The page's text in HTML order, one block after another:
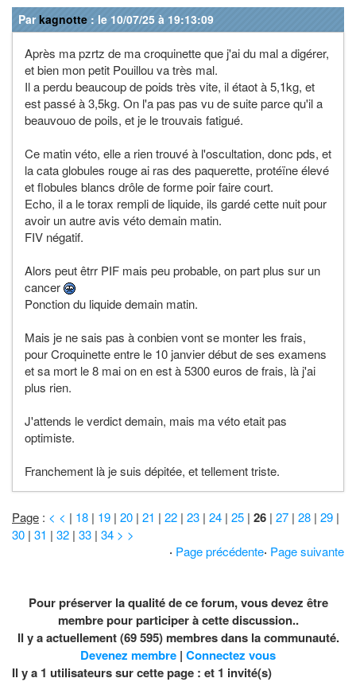
Parkagnotte : le 10/07/25 à 19:13:09
Après ma pzrtz de ma croquinette que j'ai du mal a digérer,
et bien mon petit Pouillou va très mal.
Il a perdu beaucoup de poids très vite, il étaot à 5,1kg, et
est passé à 3,5kg. On l'a pas pas vu de suite parce qu'il a
beauvouo de poils, et je le trouvais fatigué.
Ce matin véto, elle a rien trouvé à l'oscultation, donc pds, et
la cata globules rouge ai ras des paquerette, protéïne élevé
et flobules blancs drôle de forme poir faire court.
Echo, il a le torax rempli de liquide, ils gardé cette nuit pour
avoir un autre avis véto demain matin.
FIV négatif.
Alors peut êtrr PIF mais peu probable, on part plus sur un
cancer
Ponction du liquide demain matin.
Mais je ne sais pas à conbien vont se monter les frais,
pour Croquinette entre le 10 janvier début de ses examens
et sa mort le 8 mai on en est à 5300 euros de frais, là j'ai
plus rien.
J'attends le verdict demain, mais ma véto etait pas
optimiste.
Franchement là je suis dépitée, et tellement triste.
Page : < < | 18 | 19 | 20 | 21 | 22 | 23 | 24 | 25 | 26 | 27 | 28 | 29 |
30 | 31 | 32 | 33 | 34 > >
· Page précédente· Page suivante
Pour préserver la qualité de ce forum, vous devez être
membre pour participer à cette discussion..
Il y a actuellement (69 595) membres dans la communauté.
Devenez membre | Connectez vous
Il y a 1 utilisateurs sur cette page : et 1 invité(s)